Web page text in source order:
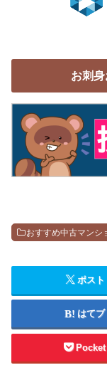
お刺
おすすめ中古マンシ
ポスト
はてブ
Pocket